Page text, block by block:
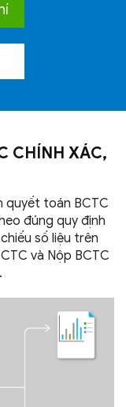
CHÍNH XÁC,
quyết toán BCTC
đúng quy định
số liệu trên
và Nộp BCTC